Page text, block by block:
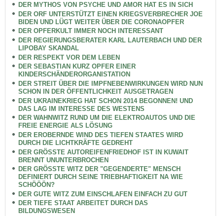
DER MYTHOS VON PSYCHE UND AMOR HAT ES IN SICH
DER ORF UNTERSTÜTZT EINEN KRIEGSVERBRECHER JOE
BIDEN UND LÜGT WEITER ÜBER DIE CORONAOPFER
DER OPFERKULT IMMER NOCH INTERESSANT
DER REGIERUNGSBERATER KARL LAUTERBACH UND DER
LIPOBAY SKANDAL
DER RESPEKT VOR DEM LEBEN
DER SEBASTIAN KURZ OPFER EINER
KINDERSCHÄNDERORGANISTATION
DER STREIT ÜBER DIE IMPFNEBENWIRKUNGEN WIRD NUN
SCHON IN DER ÖFFENTLICHKEIT AUSGETRAGEN
DER UKRAINEKRIEG HAT SCHON 2014 BEGONNEN! UND
DAS LAG IM INTERESSE DES WESTENS
DER WAHNWITZ RUND UM DIE ELEKTROAUTOS UND DIE
FREIE ENERGIE ALS LÖSUNG
DER EROBERNDE WIND DES TIEFEN STAATES WIRD
DURCH DIE LICHTKRÄFTE GEDREHT
DER GRÖSSTE AUTOREIFENFRIEDHOF IST IN KUWAIT
BRENNT UNUNTERBROCHEN
DER GRÖSSTE WITZ DER "GEGENDERTE" MENSCH
DEFINIERT DURCH SEINE TRIEBHAFTIGKEIT NA WIE
SCHÖÖÖN?
DER GUTE WITZ ZUM EINSCHLAFEN EINFACH ZU GUT
DER TIEFE STAAT ARBEITET DURCH DAS
BILDUNGSWESEN